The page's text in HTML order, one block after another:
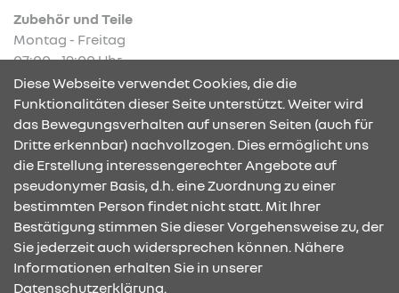
Zubehör und Teile
Montag - Freitag
07:00 - 19:00 Uhr
KONTAKT & ANFAHRT
ÖFFNUNGSZEITEN
Diese Webseite verwendet Cookies, die die
Funktionalitäten dieser Seite unterstützt. Weiter wird
das Bewegungsverhalten auf unseren Seiten (auch für
Dritte erkennbar) nachvollzogen. Dies ermöglicht uns
die Erstellung interessengerechter Angebote auf
pseudonymer Basis, d.h. eine Zuordnung zu einer
bestimmten Person findet nicht statt. Mit Ihrer
Bestätigung stimmen Sie dieser Vorgehensweise zu, der
Sie jederzeit auch widersprechen können. Nähere
Informationen erhalten Sie in unserer
Datenschutzerklärung.